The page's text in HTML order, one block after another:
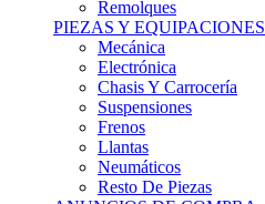
Mecánica
Electrónica
Chasis Y Carrocería
Suspensiones
Frenos
Llantas
Neumáticos
Resto De Piezas
ANUNCIOS DE COMPRA
Compra Vehículos